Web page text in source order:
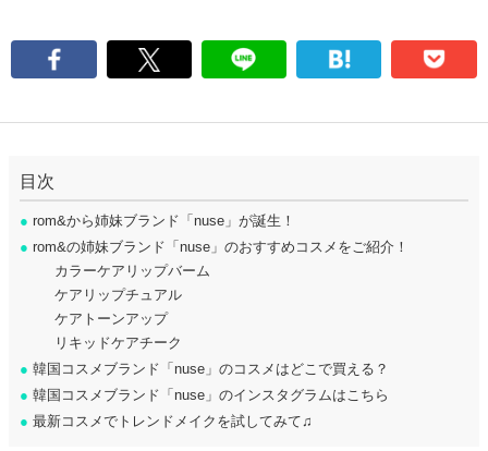
目次
● rom&から姉妹ブランド「nuse」が誕生！
● rom&の姉妹ブランド「nuse」のおすすめコスメをご紹介！
カラーケアリップバーム
ケアリップチュアル
ケアトーンアップ
リキッドケアチーク
● 韓国コスメブランド「nuse」のコスメはどこで買える？
● 韓国コスメブランド「nuse」のインスタグラムはこちら
● 最新コスメでトレンドメイクを試してみて♫